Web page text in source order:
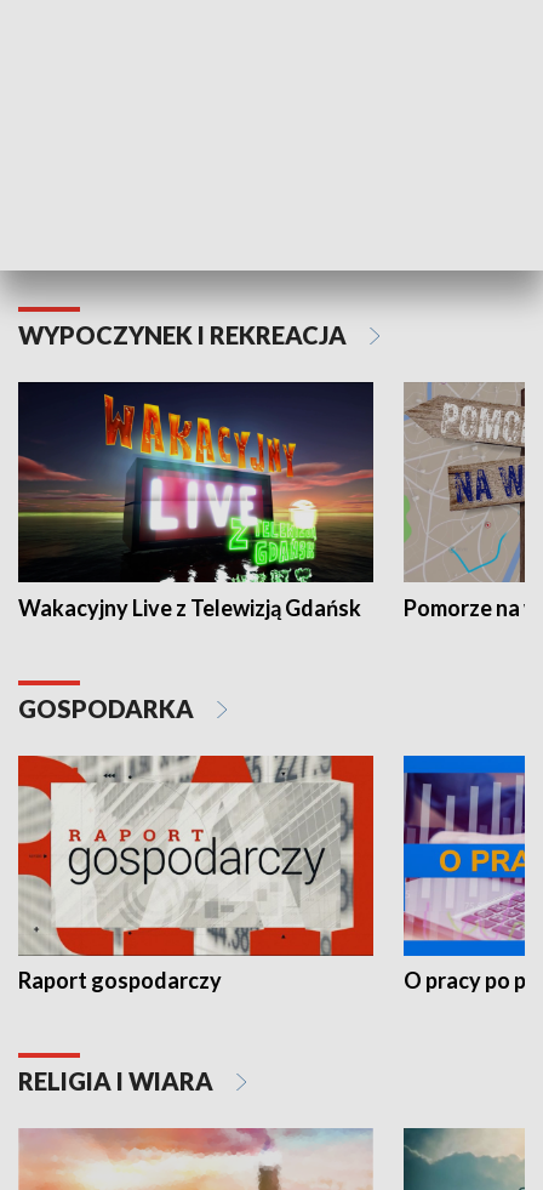
WYPOCZYNEK I REKREACJA
Wakacyjny Live z Telewizją Gdańsk Pomorze na
GOSPODARKA
Raport gospodarczy O pracy po
RELIGIA I WIARA